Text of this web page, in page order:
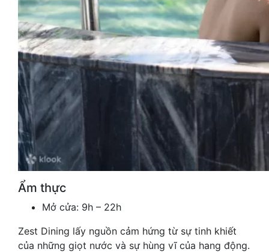
Ẩm thực
Mở cửa: 9h – 22h
Zest Dining lấy nguồn cảm hứng từ sự tinh khiết
của những giọt nước và sự hùng vĩ của hang động.